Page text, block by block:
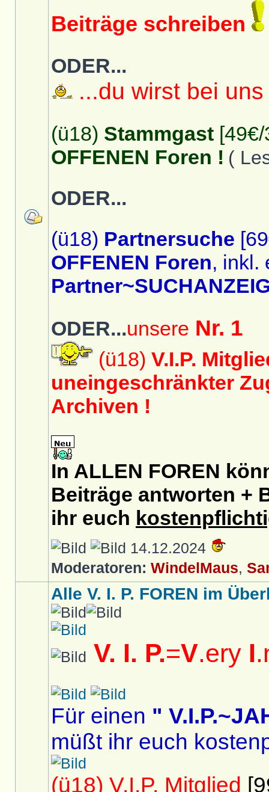
Beiträge schreiben
ODER...
...du wirst bei
(ü18) Stammgast
OFFENEN Foren ! (
ODER...
(ü18) Partnersuche
OFFENEN Foren, inkl.
ODER...unsere Nr. 1
(ü18) V.I.P.
uneingeschränkter
Archiven !
In ALLEN FOREN
Beiträge antworten +
ihr euch
14.12.2024
Moderatoren: WindelMaus,
Alle V. I. P. FOREN im
V. I. P.=V.ery I
Für einen "
müßt ihr euch
(ü18) V.I.P. Mitglied